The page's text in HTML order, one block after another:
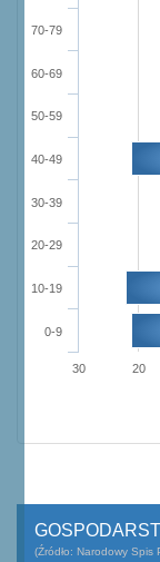
0-9
10-19
20-29
30-39
40-49
50-59
60-69
70-79
30 20
(Źródło: Narodowy